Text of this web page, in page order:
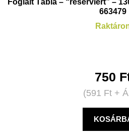
Foglalt Tábla – “reserviert” –
663479
750
(591 Ft +